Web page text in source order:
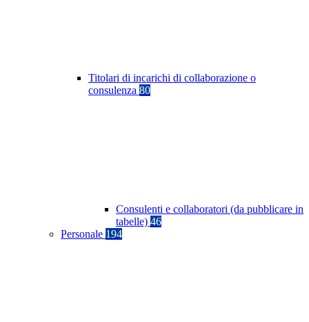
Titolari di incarichi di collaborazione o
consulenza 80
Consulenti e collaboratori (da pubblicare in
tabelle) 46
Personale 194